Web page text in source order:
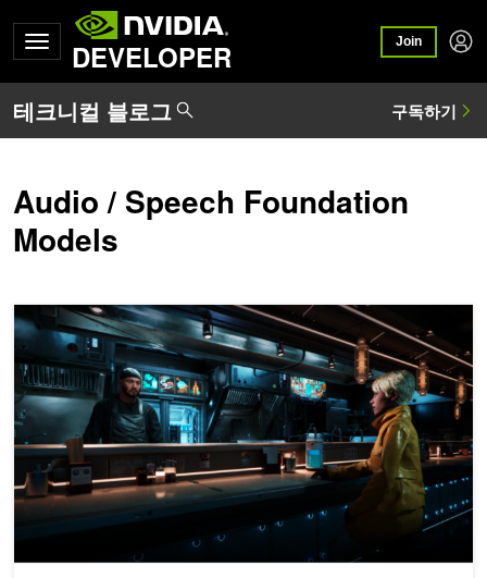
DEVELOPER Join
Audio / Speech Foundation
Models
NVIDIA ACE 마이크로서비스로 실제와 같은 디지털 아바타 구축